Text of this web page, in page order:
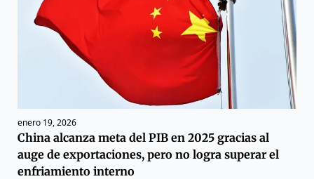
enero 19, 2026
China alcanza meta del PIB en 2025 gracias al
auge de exportaciones, pero no logra superar el
enfriamiento interno